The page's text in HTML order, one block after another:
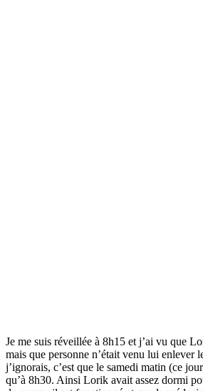
Je me suis réveillée à 8h15 et j’ai vu que
mais que personne n’était venu lui enlever
j’ignorais, c’est que le samedi matin (ce
qu’à 8h30. Ainsi Lorik avait assez dormi